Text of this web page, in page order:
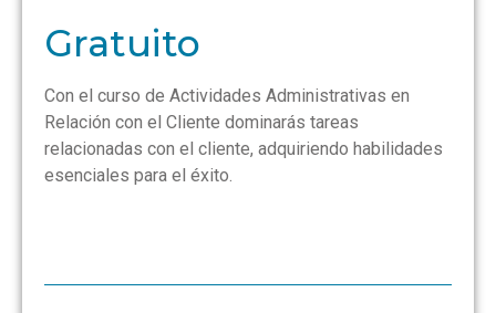
Gratuito
Con el curso de Actividades Administrativas en
Relación con el Cliente dominarás tareas
relacionadas con el cliente, adquiriendo habilidades
esenciales para el éxito.